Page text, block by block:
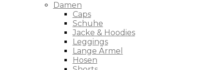
Damen
Caps
Schuhe
Jacke & Hoodies
Leggings
Lange Ärmel
Hosen